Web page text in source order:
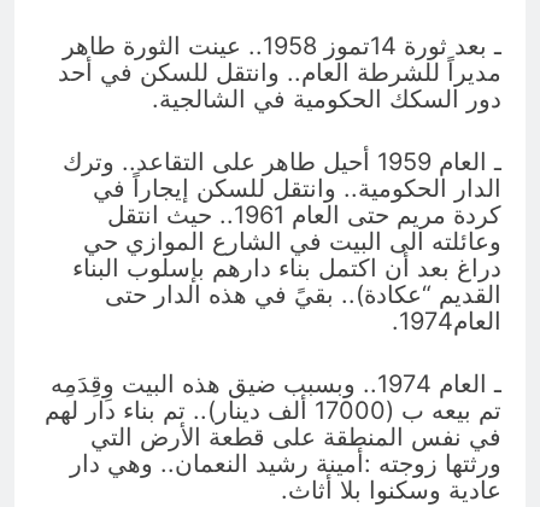
ـ بعد ثورة 14تموز 1958.. عينت الثورة طاهر
مديراً للشرطة العام.. وانتقل للسكن في أحد
دور السكك الحكومية في الشالجية.
ـ العام 1959 أحيل طاهر على التقاعد.. وترك
الدار الحكومية.. وانتقل للسكن إيجاراً في
كردة مريم حتى العام 1961.. حيث انتقل
وعائلته الى البيت في الشارع الموازي حي
دراغ بعد أن اكتمل بناء دارهم بإسلوب البناء
القديم “عكادة).. بقيً في هذه الدار حتى
العام1974.
ـ العام 1974.. وبسبب ضيق هذه البيت وِقِدَمِه
تم بيعه ب (17000 ألف دينار).. تم بناء دار لهم
في نفس المنطقة على قطعة الأرض التي
ورثتها زوجته :أمينة رشيد النعمان.. وهي دار
عادية وسكنوا بلا أثاث.